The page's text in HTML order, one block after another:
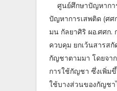
ศูนย์ศึกษาปัญหากา
ปัญหาการเสพติด (ศศ
มน กัลยาศิริ ผอ.ศศก.
ควบคุม ยกเว้นสารส
กัญชาตามมา โดยจา
การใช้กัญชา ซึ่งเพิ่ม
ใช้บางส่วนของกัญชา